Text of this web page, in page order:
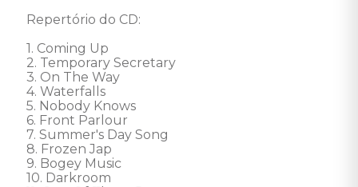
Repertório do CD:
1. Coming Up
2. Temporary Secretary
3. On The Way
4. Waterfalls
5. Nobody Knows
6. Front Parlour
7. Summer's Day Song
8. Frozen Jap
9. Bogey Music
10. Darkroom